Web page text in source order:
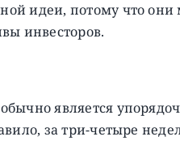
идеи, потому что они
инвесторов.
является
за три-четыре